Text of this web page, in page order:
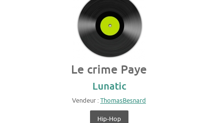
Le crime Paye
Lunatic
Vendeur :ThomasBesnard
Hip-Hop